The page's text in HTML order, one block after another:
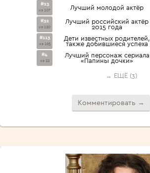
#23
из 107 Лучший молодой актёр
#32
из 120
Лучший российский актёр
2015 года
#113
из 195
Дети известных родителей,
также добившиеся успеха
#4
из 22
Лучший персонаж сериала
«Папины дочки»
→ ЕЩЁ (3)
Комментировать →